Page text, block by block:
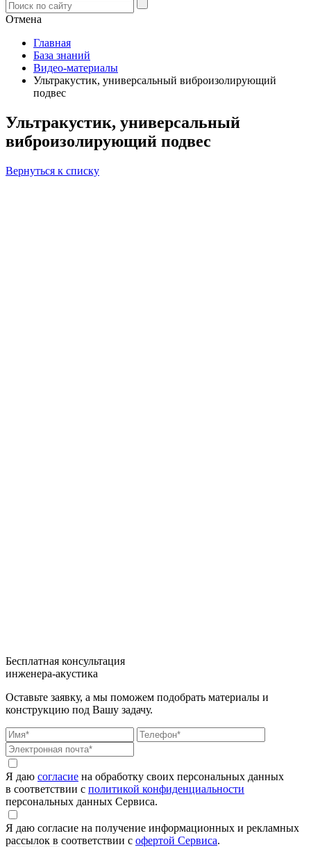
Отмена
Главная
База знаний
Видео-материалы
Ультракустик, универсальный виброизолирующий
подвес
Ультракустик, универсальный
виброизолирующий подвес
Вернуться к списку
Бесплатная консультация
инженера-акустика
Оставьте заявку, а мы поможем подобрать материалы и
конструкцию под Вашу задачу.
Я даю согласие на обработку своих персональных данных
в соответствии с политикой конфиденциальности
персональных данных Сервиса.
Я даю согласие на получение информационных и рекламных
рассылок в соответствии с офертой Сервиса.